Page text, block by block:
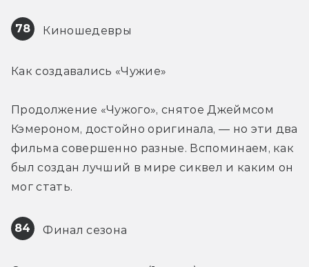
78 Киношедевры
Как создавались «Чужие»
Продолжение «Чужого», снятое Джеймсом
Кэмероном, достойно оригинала, — но эти два
фильма совершенно разные. Вспоминаем, как
был создан лучший в мире сиквел и каким он
мог стать.
84 Финал сезона